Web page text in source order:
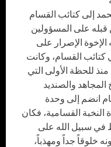
إلى كتائب القسام
من قبله على المسؤولين
الإخوة الإصرار على
كتائب القسام، وكانت
منذ للحظة الأولى التي
انضم إلى وحدة
النخبة القسامية، فكان
في سبيل الله على
خلوقاً جداً ومهذباً،